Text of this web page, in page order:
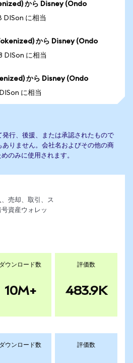
から Disney (Ondo
DISon に相当
から Disney (Ondo
DISon に相当
から Disney (Ondo
に相当
行、後援、または承認されたもので
りません。会社名およびその他の商
のみに使用されます。
売却、取引、ス
資産ウォレッ
ダウンロード数
10M+
評価数
483.9K
ダウンロード数 評価数